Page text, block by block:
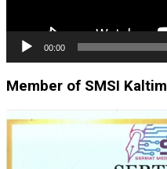
00:00
Member of SMSI Kaltim